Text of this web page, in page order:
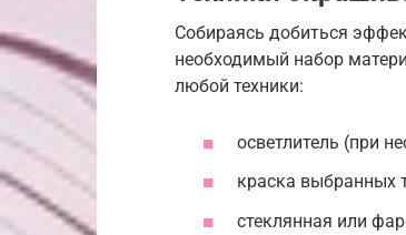
Собираясь добиться
необходимый набор
любой техники:
осветлитель (при
краска выбранных
стеклянная или